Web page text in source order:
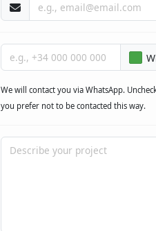
We will contact you via WhatsApp.
you prefer not to be contacted this way.